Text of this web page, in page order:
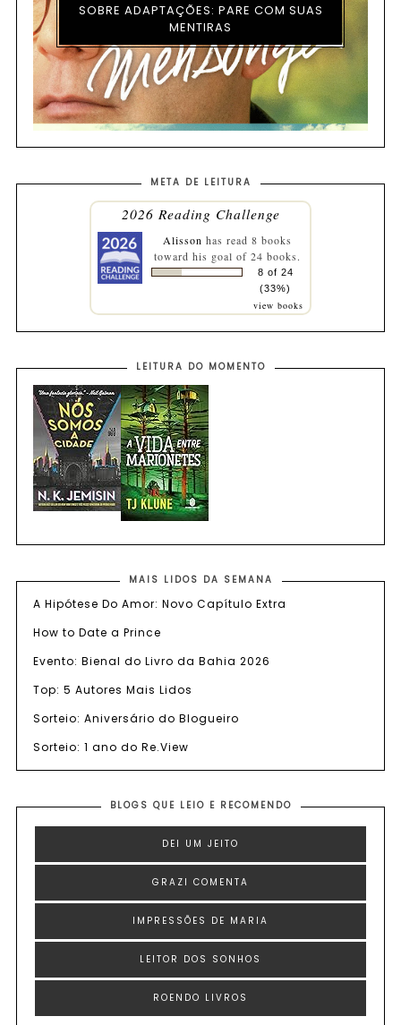
SOBRE ADAPTAÇÕES: PARE COM SUAS
MENTIRAS
META DE LEITURA
2026 Reading Challenge
Alisson has read 8 books
toward his goal of 24 books.
8 of 24
(33%)
view books
LEITURA DO MOMENTO
MAIS LIDOS DA SEMANA
A Hipótese Do Amor: Novo Capítulo Extra
How to Date a Prince
Evento: Bienal do Livro da Bahia 2026
Top: 5 Autores Mais Lidos
Sorteio: Aniversário do Blogueiro
Sorteio: 1 ano do Re.View
BLOGS QUE LEIO E RECOMENDO
DEI UM JEITO
GRAZI COMENTA
IMPRESSÕES DE MARIA
LEITOR DOS SONHOS
ROENDO LIVROS